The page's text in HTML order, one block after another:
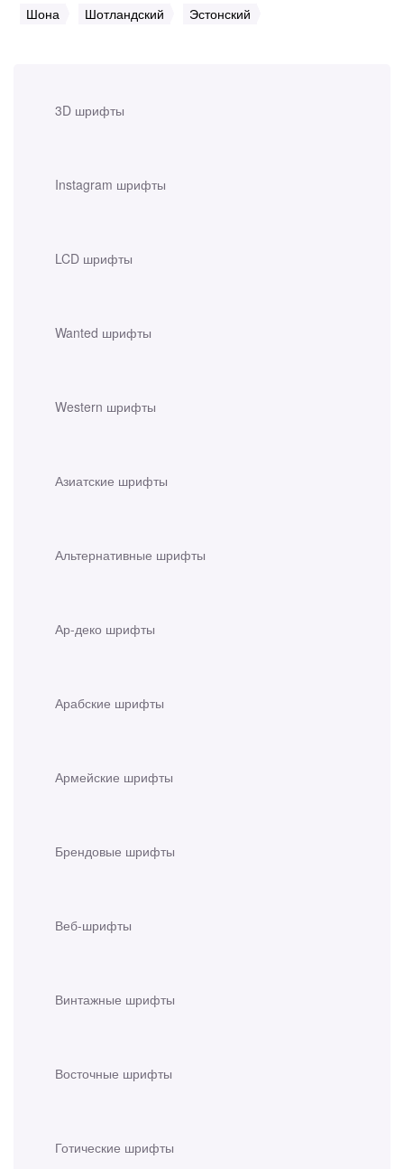
3D шрифты
Instagram шрифты
LCD шрифты
Wanted шрифты
Western шрифты
Азиатские шрифты
Альтернативные шрифты
Ар-деко шрифты
Арабские шрифты
Армейские шрифты
Брендовые шрифты
Веб-шрифты
Винтажные шрифты
Восточные шрифты
Готические шрифты
Шона
Шотландский Эстонский